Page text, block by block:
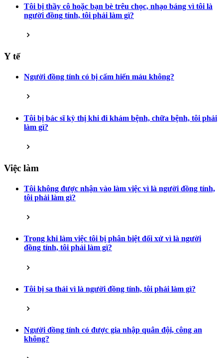
Tôi bị thầy cô hoặc bạn bè trêu chọc, nhạo báng vì tôi là
người đồng tính, tôi phải làm gì?
Y tế
Người đồng tính có bị cấm hiến máu không?
Tôi bị bác sĩ kỳ thị khi đi khám bệnh, chữa bệnh, tôi phải
làm gì?
Việc làm
Tôi không được nhận vào làm việc vì là người đồng tính,
tôi phải làm gì?
Trong khi làm việc tôi bị phân biệt đối xử vì là người
đồng tính, tôi phải làm gì?
Tôi bị sa thải vì là người đồng tính, tôi phải làm gì?
Người đồng tính có được gia nhập quân đội, công an
không?